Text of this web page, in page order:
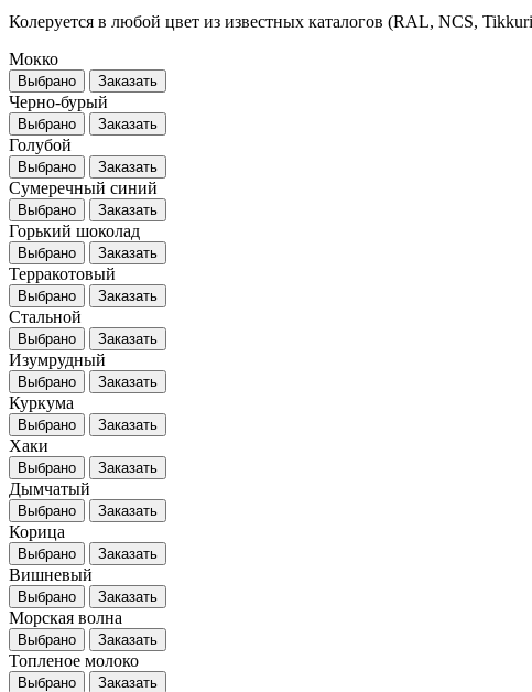
Колеруется в любой цвет из известных каталогов (RAL, NCS,
Мокко
Выбрано Заказать
Черно-бурый
Выбрано Заказать
Голубой
Выбрано Заказать
Сумеречный синий
Выбрано Заказать
Горький шоколад
Выбрано Заказать
Терракотовый
Выбрано Заказать
Стальной
Выбрано Заказать
Изумрудный
Выбрано Заказать
Куркума
Выбрано Заказать
Хаки
Выбрано Заказать
Дымчатый
Выбрано Заказать
Корица
Выбрано Заказать
Вишневый
Выбрано Заказать
Морская волна
Выбрано Заказать
Топленое молоко
Выбрано Заказать